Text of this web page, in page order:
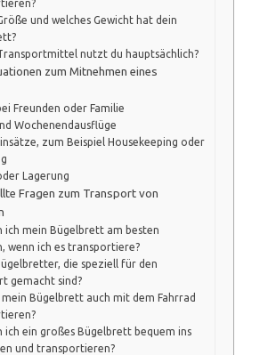
und welches Gewicht hat dein
nutzt du hauptsächlich?
zum Mitnehmen eines
Freunden oder Familie
Wochenendausflüge
zum Beispiel Housekeeping oder
Lagerung
Fragen zum Transport von
ich mein Bügelbrett am besten
wenn ich es transportiere?
die speziell für den
gemacht sind?
mein Bügelbrett auch mit dem Fahrrad
ich ein großes Bügelbrett bequem ins
und transportieren?